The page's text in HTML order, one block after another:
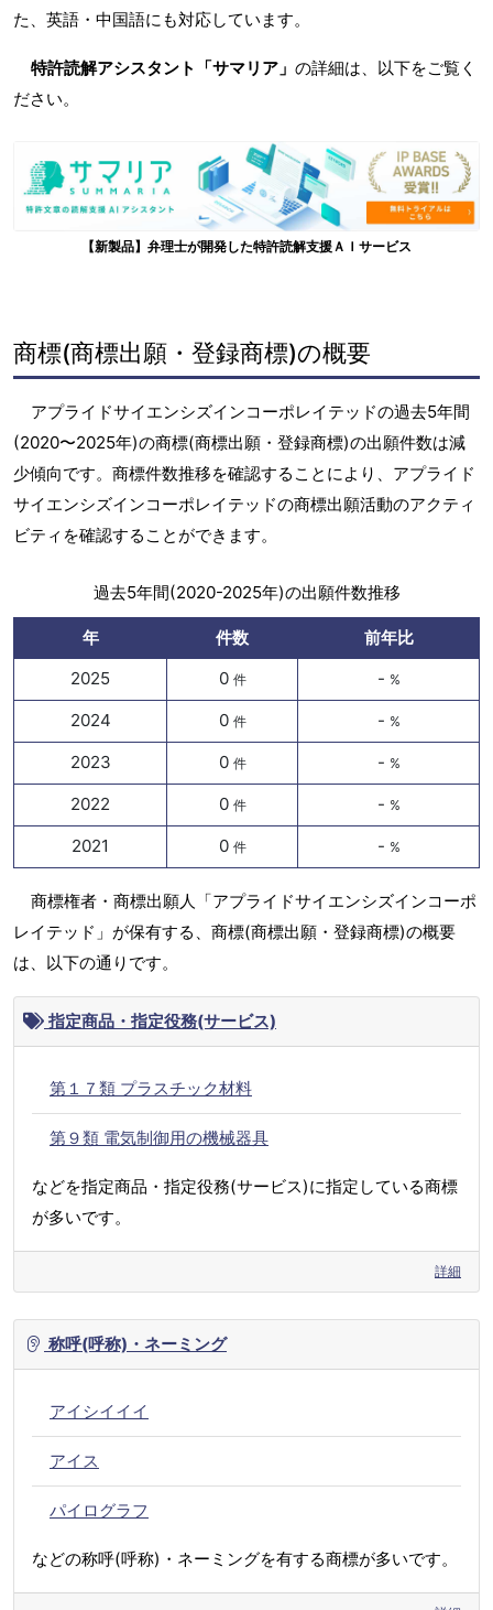
た、英語・中国語にも対応しています。
特許読解アシスタント「サマリア」 の詳細は、以下をご覧く
ださい。
【新製品】弁理士が開発した特許読解支援ＡＩサービス
商標(商標出願・登録商標)の概要
アプライドサイエンシズインコーポレイテッドの過去5年間
(2020〜2025年)の商標(商標出願・登録商標)の出願件数は減
少傾向です。商標件数推移を確認することにより、アプライド
サイエンシズインコーポレイテッドの商標出願活動のアクティ
ビティを確認することができます。
過去5年間(2020-2025年)の出願件数推移
年 件数
前年比
2025
0 件 - %
2024 0 件 - %
2023 0 件 - %
2022 0 件 - %
2021 0 件 - %
商標権者・商標出願人「アプライドサイエンシズインコーポ
レイテッド」が保有する、商標(商標出願・登録商標)の概要
は、以下の通りです。
指定商品・指定役務(サービス)
第１７類 プラスチック材料
第９類 電気制御用の機械器具
などを指定商品・指定役務(サービス)に指定している商標
が多いです。
詳細
称呼(呼称)・ネーミング
アイシイイイ
アイス
パイログラフ
などの称呼(呼称)・ネーミングを有する商標が多いです。